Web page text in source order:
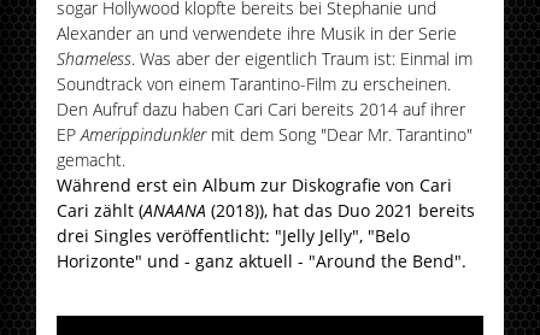
sogar Hollywood klopfte bereits bei Stephanie und
Alexander an und verwendete ihre Musik in der Serie
Shameless. Was aber der eigentlich Traum ist: Einmal im
Soundtrack von einem Tarantino-Film zu erscheinen.
Den Aufruf dazu haben Cari Cari bereits 2014 auf ihrer
EPAmerippindunklermit dem Song "Dear Mr. Tarantino"
gemacht.
Während erst ein Album zur Diskografie von Cari
Cari zählt (ANAANA (2018)), hat das Duo 2021 bereits
drei Singles veröffentlicht: "Jelly Jelly", "Belo
Horizonte" und - ganz aktuell - "Around the Bend".